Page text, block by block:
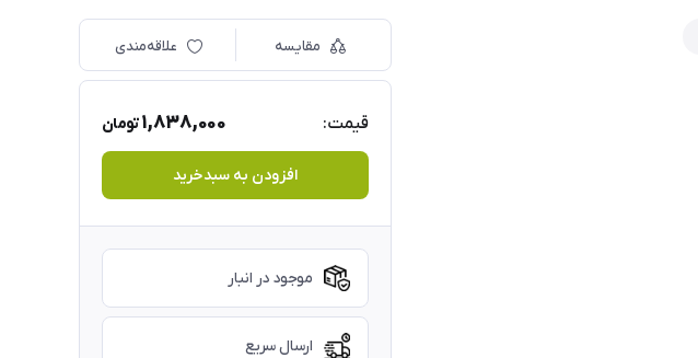
مقایسه علاقه‌مندی
قیمت: 1,838,000تومان
افزودن به سبدخرید
موجود در انبار
ارسال سریع